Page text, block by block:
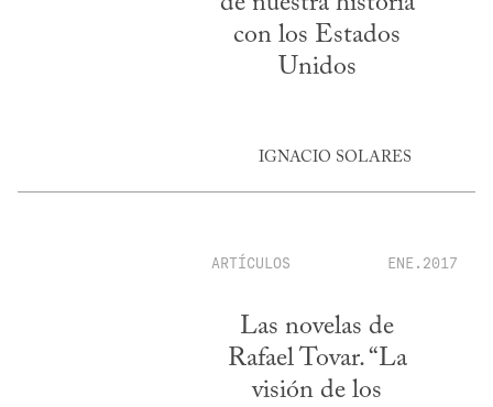
con los Estados
Unidos
IGNACIO SOLARES
ARTÍCULOS ENE.2017
Las novelas de
Rafael Tovar. “La
visión de los